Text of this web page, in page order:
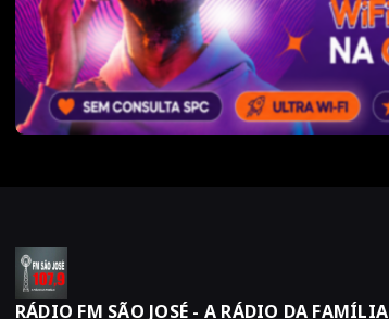
RÁDIO FM SÃO JOSÉ - A RÁDIO DA FAMÍLIA